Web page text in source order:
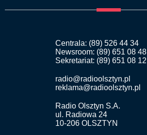
Centrala: (89) 526 44 34
Newsroom: (89) 651 08 48
Sekretariat: (89) 651 08 12
radio@radioolsztyn.pl
reklama@radioolsztyn.pl
Radio Olsztyn S.A.
ul. Radiowa 24
10-206 OLSZTYN